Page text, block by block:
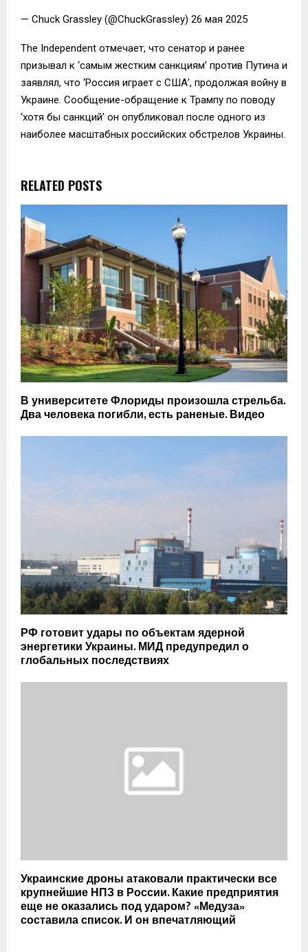
— Chuck Grassley (@ChuckGrassley) 26 мая 2025
The Independent отмечает, что сенатор и ранее
призывал к ‘самым жестким санкциям’ против Путина и
заявлял, что ‘Россия играет с США’, продолжая войну в
Украине. Сообщение-обращение к Трампу по поводу
‘хотя бы санкций’ он опубликовал после одного из
наиболее масштабных российских обстрелов Украины.
RELATED POSTS
В университете Флориды произошла стрельба.
Два человека погибли, есть раненые. Видео
РФ готовит удары по объектам ядерной
энергетики Украины. МИД предупредил о
глобальных последствиях
Украинские дроны атаковали практически все
крупнейшие НПЗ в России. Какие предприятия
еще не оказались под ударом? «Медуза»
составила список. И он впечатляющий